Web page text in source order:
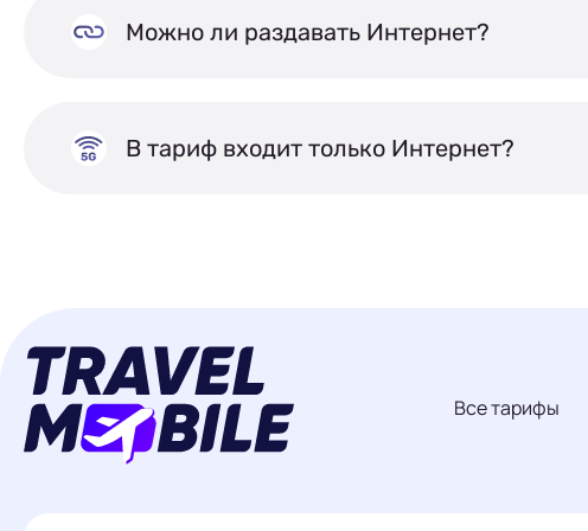
Можно ли раздавать Интернет?
В тариф входит только Интернет?
Все тарифы